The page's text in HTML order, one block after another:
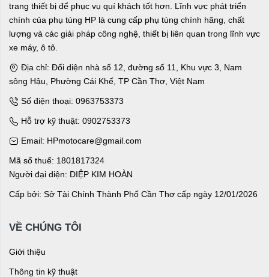
trang thiết bị để phục vụ quí khách tốt hơn. Lĩnh vực phát triển
chính của phụ tùng HP là cung cấp phụ tùng chính hãng, chất
lượng và các giải pháp công nghệ, thiết bị liên quan trong lĩnh vực
xe máy, ô tô.
Địa chỉ: Đối diện nhà số 12, đường số 11, Khu vực 3, Nam
sông Hậu, Phường Cái Khế, TP Cần Thơ, Việt Nam
Số điện thoại: 0963753373
Hỗ trợ kỹ thuật: 0902753373
Email: HPmotocare@gmail.com
Mã số thuế: 1801817324
Người đại diện: DIỆP KIM HOÀN
Cấp bởi: Sở Tài Chính Thành Phố Cần Thơ cấp ngày 12/01/2026
VỀ CHÚNG TÔI
Giới thiệu
Thông tin kỹ thuật